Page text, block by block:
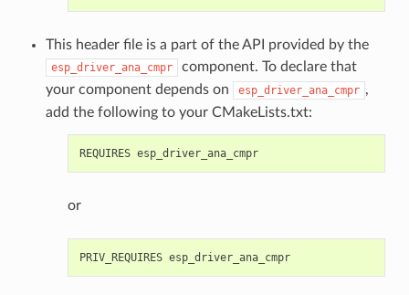
This header file is a part of the API provided by the
esp_driver_ana_cmpr
component. To declare that
your component depends on
esp_driver_ana_cmpr ,
add the following to your CMakeLists.txt:
REQUIRES esp_driver_ana_cmpr
or
PRIV_REQUIRES esp_driver_ana_cmpr